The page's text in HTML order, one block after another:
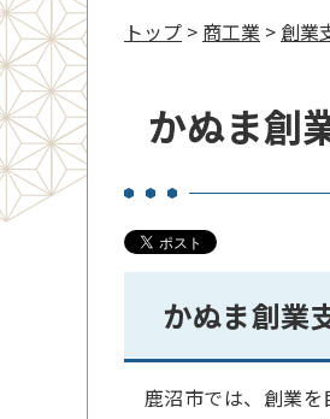
トップ > 商工業 > 創業
かぬま創
かぬま創業
鹿沼市では、創業